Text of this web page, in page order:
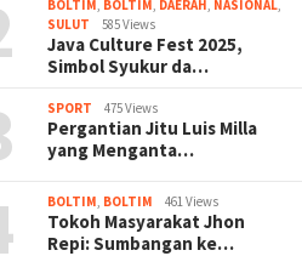
BOLTIM BOLTIM DAERAH NASIONAL
SULUT
585 Views
Java Culture Fest 2025,
Simbol Syukur da…
SPORT 475 Views
Pergantian Jitu Luis Milla
yang Menganta…
BOLTIM BOLTIM 461 Views
Tokoh Masyarakat Jhon
Repi: Sumbangan ke…